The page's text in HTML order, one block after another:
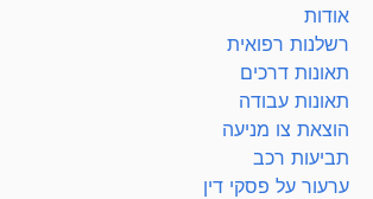
אודות
רשלנות רפואית
תאונות דרכים
תאונות עבודה
הוצאת צו מניעה
תביעות רכב
ערעור על פסקי דין